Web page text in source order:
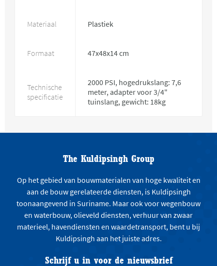
Materiaal Plastiek
Formaat 47x48x14 cm
Technische
specificatie
2000 PSI, hogedrukslang: 7,6
meter, adapter voor 3/4"
tuinslang, gewicht: 18kg
The Kuldipsingh Group
Op het gebied van bouwmaterialen van hoge kwaliteit en
aan de bouw gerelateerde diensten, is Kuldipsingh
toonaangevend in Suriname. Maar ook voor wegenbouw
en waterbouw, olieveld diensten, verhuur van zwaar
materieel, havendiensten en waardetransport, bent u bij
Kuldipsingh aan het juiste adres.
Schrijf u in voor de nieuwsbrief